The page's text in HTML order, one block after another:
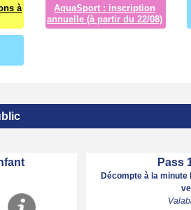
à
AquaSport : inscription
annuelle (à partir du 22/08)
Pass
Décompte à la minute